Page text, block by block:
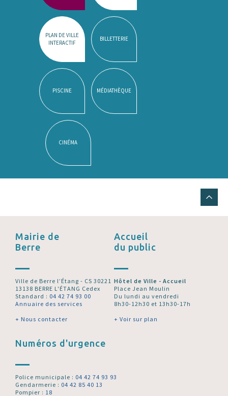
PLAN DE VILLE
INTERACTIF
BILLETTERIE
PISCINE MÉDIATHÈQUE
CINÉMA
Mairie de
Berre
Ville de Berre l’Étang - CS 30221
13138 BERRE L'ÉTANG Cedex
Standard : 04 42 74 93 00
Annuaire des services
+ Nous contacter
Accueil
du public
Hôtel de Ville - Accueil
Place Jean Moulin
Du lundi au vendredi
8h30-12h30 et 13h30-17h
+ Voir sur plan
Numéros d'urgence
Police municipale : 04 42 74 93 93
Gendarmerie : 04 42 85 40 13
Pompier : 18